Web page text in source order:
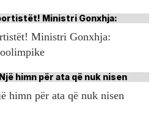
Ministri Gonxhja:
himn për ata që nuk nisen